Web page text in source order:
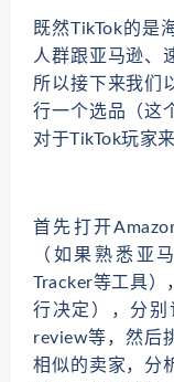
既然TikTok的是
人群跟亚马逊、
所以接下来我们
行一个选品（这
对于TikTok玩家
首先打开
（如果熟悉亚
Tracker等工具）
行决定），分别
review等，然后
相似的卖家，分